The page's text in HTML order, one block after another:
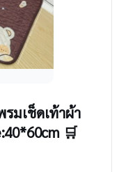
รมเช็ดเท้าผ้า
🛒